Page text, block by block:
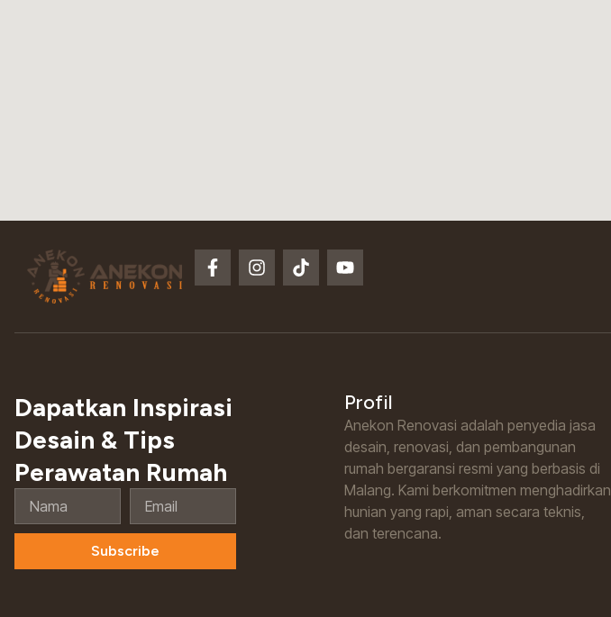
F
a
b
-
f
I
n
a
T
i
o
Y
o
u
Dapatkan Inspirasi
Desain & Tips
Perawatan Rumah
Nama Email
Subscribe
Profil
Anekon Renovasi adalah penyedia jasa
desain, renovasi, dan pembangunan
rumah bergaransi resmi yang berbasis di
Malang. Kami berkomitmen menghadirkan
hunian yang rapi, aman secara teknis,
dan terencana.